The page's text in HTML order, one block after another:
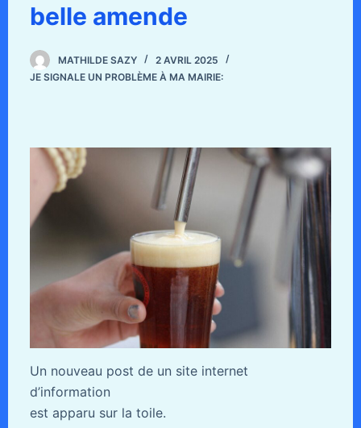
belle amende
MATHILDE SAZY
2 AVRIL 2025
JE SIGNALE UN PROBLÈME À MA MAIRIE:
Un nouveau post de un site internet
d’information
est apparu sur la toile.